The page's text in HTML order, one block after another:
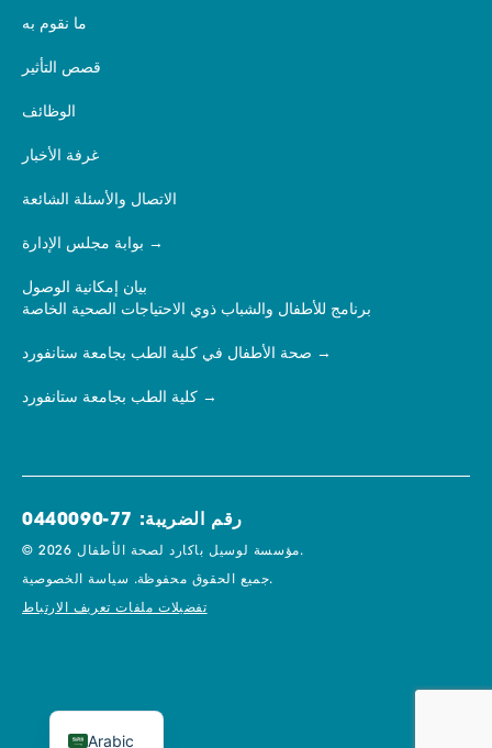
ما نقوم به
قصص التأثير
الوظائف
غرفة الأخبار
الاتصال والأسئلة الشائعة
بوابة مجلس الإدارة
بيان إمكانية الوصول
برنامج للأطفال والشباب ذوي الاحتياجات الصحية الخاصة
صحة الأطفال في كلية الطب بجامعة ستانفورد
كلية الطب بجامعة ستانفورد
رقم الضريبة: 77-0440090
© 2026 مؤسسة لوسيل باكارد لصحة الأطفال.
جميع الحقوق محفوظة.سياسة الخصوصية.
تفضيلات ملفات تعريف الارتباط
Arabic